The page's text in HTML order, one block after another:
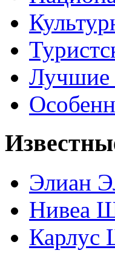
Лучшие
Элиан
Нивеа
Карлус